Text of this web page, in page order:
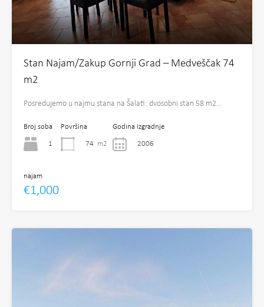
Stan Najam/Zakup Gornji Grad – Medveščak 74
m2
Posredujemo u najmu stana na Šalati: dvosobni stan 58 m2…
Broj soba
1
Površina
74 m2
Godina izgradnje
2006
najam
€1,000